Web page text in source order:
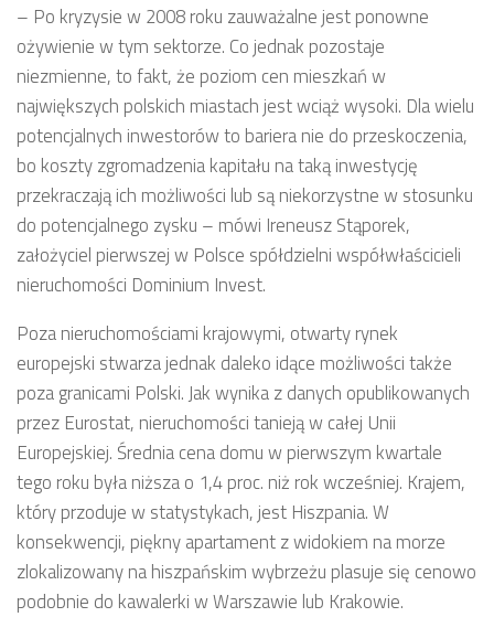
– Po kryzysie w 2008 roku zauważalne jest ponowne
ożywienie w tym sektorze. Co jednak pozostaje
niezmienne, to fakt, że poziom cen mieszkań w
największych polskich miastach jest wciąż wysoki. Dla wielu
potencjalnych inwestorów to bariera nie do przeskoczenia,
bo koszty zgromadzenia kapitału na taką inwestycję
przekraczają ich możliwości lub są niekorzystne w stosunku
do potencjalnego zysku – mówi Ireneusz Stąporek,
założyciel pierwszej w Polsce spółdzielni współwłaścicieli
nieruchomości Dominium Invest.
Poza nieruchomościami krajowymi, otwarty rynek
europejski stwarza jednak daleko idące możliwości także
poza granicami Polski. Jak wynika z danych opublikowanych
przez Eurostat, nieruchomości tanieją w całej Unii
Europejskiej. Średnia cena domu w pierwszym kwartale
tego roku była niższa o 1,4 proc. niż rok wcześniej. Krajem,
który przoduje w statystykach, jest Hiszpania. W
konsekwencji, piękny apartament z widokiem na morze
zlokalizowany na hiszpańskim wybrzeżu plasuje się cenowo
podobnie do kawalerki w Warszawie lub Krakowie.